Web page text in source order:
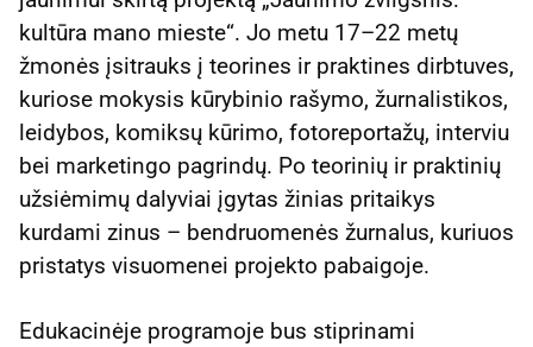
kultūra mano mieste“. Jo metu 17–22 metų
žmonės įsitrauks į teorines ir praktines dirbtuves,
kuriose mokysis kūrybinio rašymo, žurnalistikos,
leidybos, komiksų kūrimo, fotoreportažų, interviu
bei marketingo pagrindų. Po teorinių ir praktinių
užsiėmimų dalyviai įgytas žinias pritaikys
kurdami zinus – bendruomenės žurnalus, kuriuos
pristatys visuomenei projekto pabaigoje.
Edukacinėje programoje bus stiprinami